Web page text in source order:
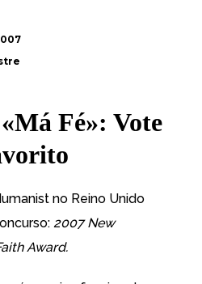
Fé»: Vote
no Reino Unido
2007 New
Award.